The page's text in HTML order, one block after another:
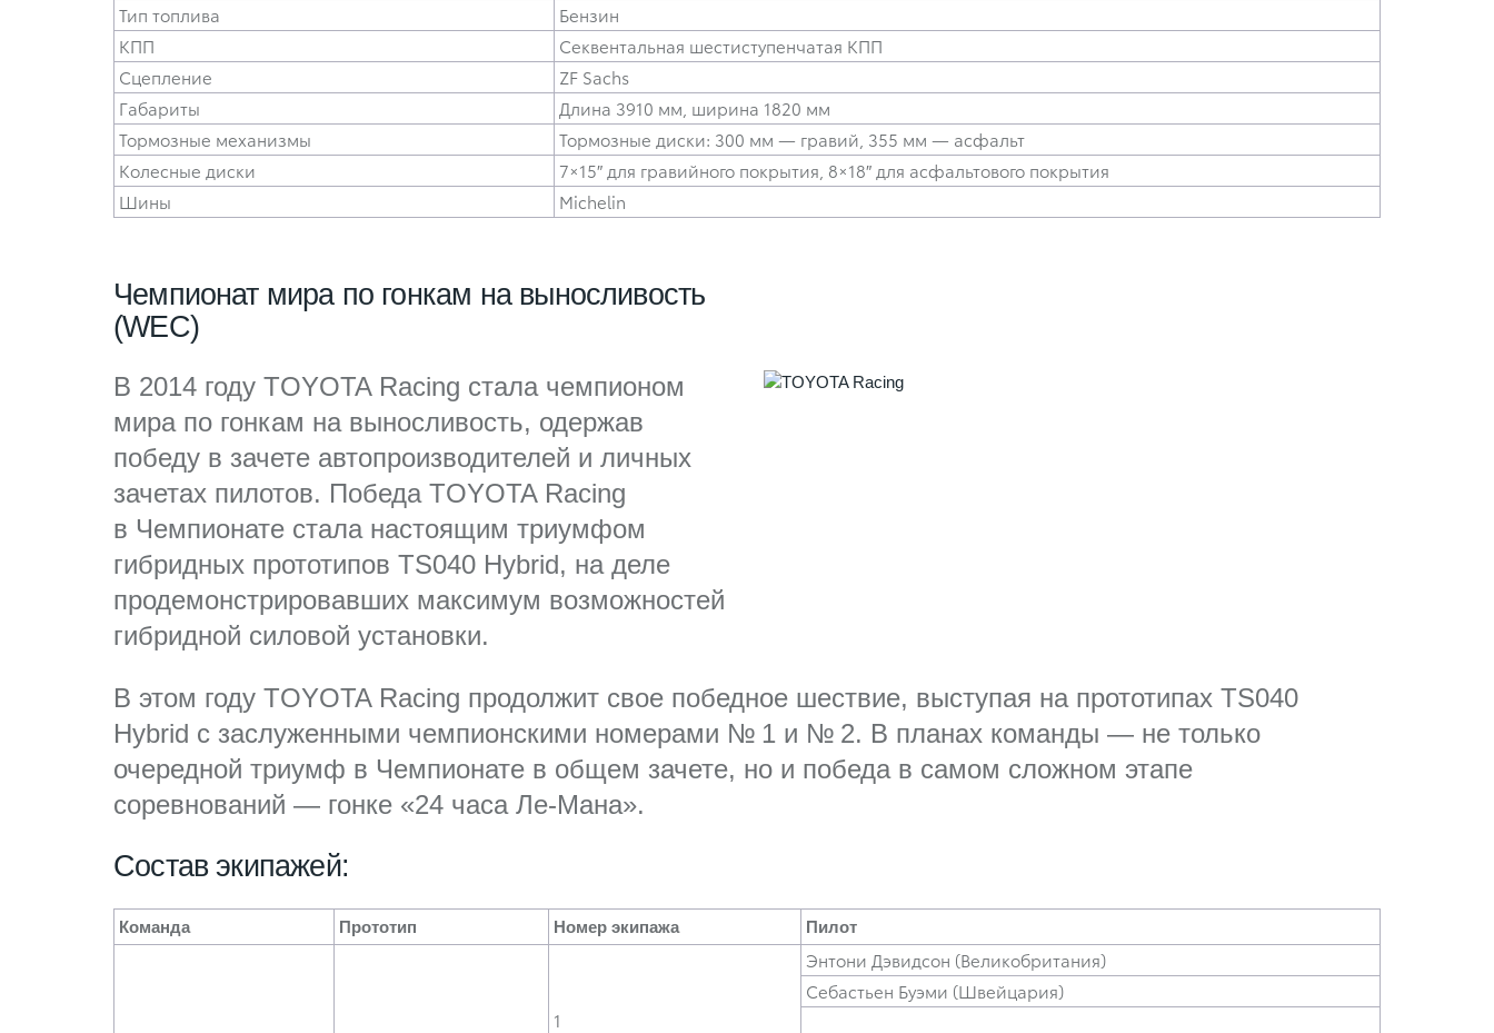
Тип топлива
Бензин
КПП
Секвентальная шестиступенчатая КПП
Сцепление
ZF Sachs
Габариты
Длина 3910 мм, ширина 1820 мм
Тормозные механизмы
Тормозные диски: 300 мм — гравий, 355 мм — асфальт
Колесные диски
7×15″ для гравийного покрытия, 8×18″ для асфальтового покрытия
Шины
Michelin
Чемпионат мира по гонкам на выносливость
(WEC)
В 2014 году TOYOTA Racing стала чемпионом
мира по гонкам на выносливость, одержав
победу в зачете автопроизводителей и личных
зачетах пилотов. Победа TOYOTA Racing
в Чемпионате стала настоящим триумфом
гибридных прототипов TS040 Hybrid, на деле
продемонстрировавших максимум возможностей
гибридной силовой установки.
В этом году TOYOTA Racing продолжит свое победное шествие, выступая на прототипах TS040
Hybrid с заслуженными чемпионскими номерами № 1 и № 2. В планах команды — не только
очередной триумф в Чемпионате в общем зачете, но и победа в самом сложном этапе
соревнований — гонке «24 часа Ле-Мана».
Состав экипажей:
Команда Прототип Номер экипажа Пилот
1
Энтони Дэвидсон (Великобритания)
Себастьен Буэми (Швейцария)